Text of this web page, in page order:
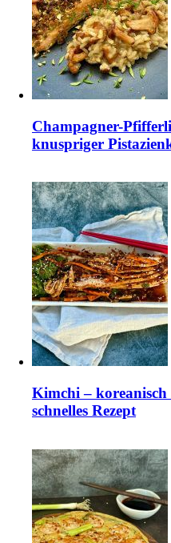
Champagner-
knuspriger
Kimchi –
schnelles Rezept